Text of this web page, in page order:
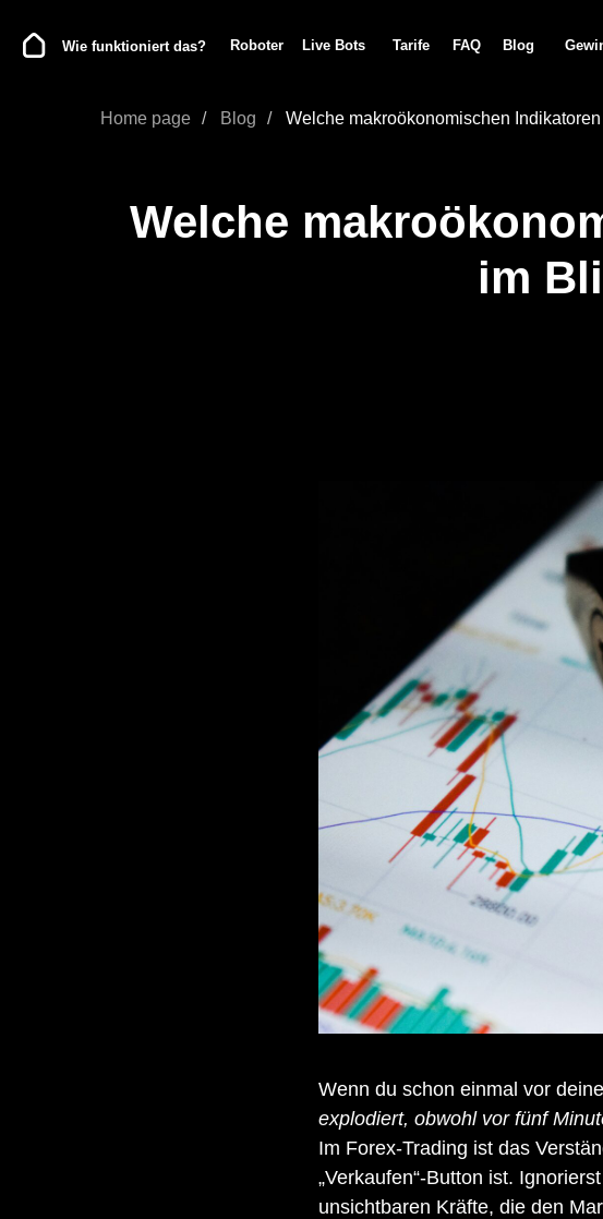
Gewinn-Rechner
Blog
FAQ
Tarife
Live Bots
Roboter
Wie funktioniert das?
Home page / Blog / Welche makroökonomischen
Welche
im
Wenn du schon einmal vor
explodiert, obwohl vor fünf
Im Forex-Trading ist das
„Verkaufen“-Button ist.
unsichtbaren Kräfte, die den